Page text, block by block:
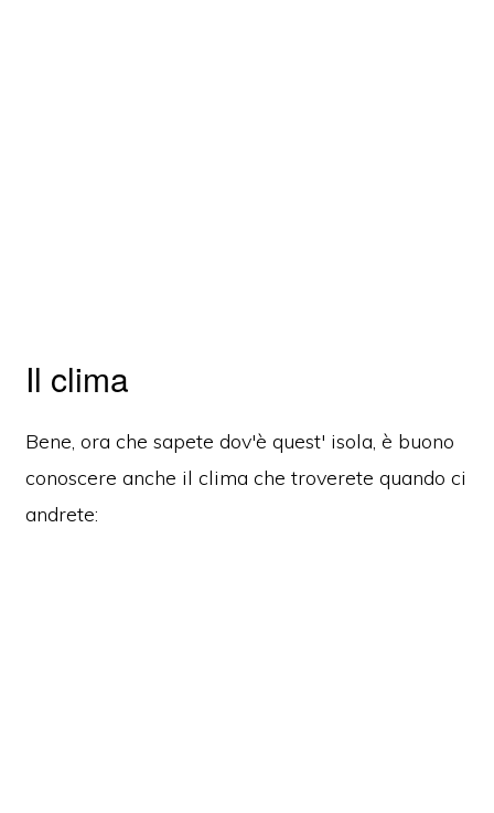
Il clima
Bene, ora che sapete dov'è quest' isola, è buono
conoscere anche il clima che troverete quando ci
andrete: